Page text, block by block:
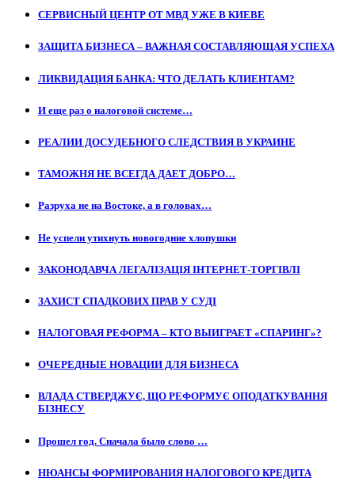
СЕРВИСНЫЙ ЦЕНТР ОТ МВД УЖЕ В КИЕВЕ
ЗАЩИТА БИЗНЕСА – ВАЖНАЯ СОСТАВЛЯЮЩАЯ УСПЕХА
ЛИКВИДАЦИЯ БАНКА: ЧТО ДЕЛАТЬ КЛИЕНТАМ?
И еще раз о налоговой системе…
РЕАЛИИ ДОСУДЕБНОГО СЛЕДСТВИЯ В УКРАИНЕ
ТАМОЖНЯ НЕ ВСЕГДА ДАЕТ ДОБРО…
Разруха не на Востоке, а в головах…
Не успели утихнуть новогодние хлопушки
ЗАКОНОДАВЧА ЛЕГАЛІЗАЦІЯ ІНТЕРНЕТ-ТОРГІВЛІ
ЗАХИСТ СПАДКОВИХ ПРАВ У СУДІ
НАЛОГОВАЯ РЕФОРМА – КТО ВЫИГРАЕТ «СПАРИНГ»?
ОЧЕРЕДНЫЕ НОВАЦИИ ДЛЯ БИЗНЕСА
ВЛАДА СТВЕРДЖУЄ, ЩО РЕФОРМУЄ ОПОДАТКУВАННЯ
БІЗНЕСУ
Прошел год. Сначала было слово …
НЮАНСЫ ФОРМИРОВАНИЯ НАЛОГОВОГО КРЕДИТА